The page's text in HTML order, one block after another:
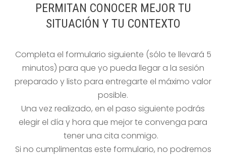
PERMITAN CONOCER MEJOR TU
SITUACIÓN Y TU CONTEXTO
Completa el formulario siguiente (sólo te llevará 5
minutos) para que yo pueda llegar a la sesión
preparado y listo para entregarte el máximo valor
posible.
Una vez realizado, en el paso siguiente podrás
elegir el día y hora que mejor te convenga para
tener una cita conmigo.
Si no cumplimentas este formulario, no podremos